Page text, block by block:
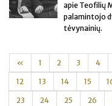
apie Teofilių
palamintojo
tėvynainių.
« 1 2 3 4
12 13 14 15
23 24 25 26